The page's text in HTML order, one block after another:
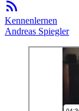
Kennenlernen
Andreas Spiegler